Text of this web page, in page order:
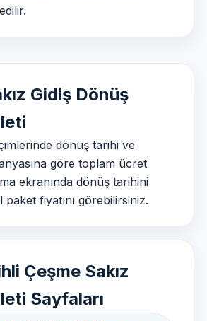
Gidiş Dönüş
dönüş tarihi ve
göre toplam ücret
ekranında dönüş tarihini
fiyatını görebilirsiniz.
Çeşme Sakız
Sayfaları